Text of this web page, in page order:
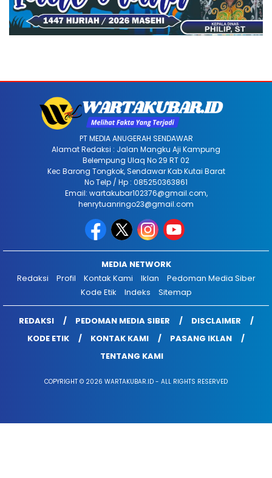
PT MEDIA ANUGERAH SENDAWAR
Alamat Redaksi : Jalan Mangku Aji Kampung
Belempung Ulaq No 29 RT 02
Kec Barong Tongkok, Sendawar Kab Kutai Barat
No Telp / Hp : 085250363861
Email: wartakubar102376@gmail.com,
henrytuanringo23@gmail.com
MEDIA NETWORK
Redaksi
Profil Kontak Kami Iklan
Pedoman Media Siber
Kode Etik
Indeks Sitemap
REDAKSI PEDOMAN MEDIA SIBER
DISCLAIMER
KODE ETIK
KONTAK KAMI
PASANG IKLAN
TENTANG KAMI
COPYRIGHT © 2026 WARTAKUBAR.ID - ALL RIGHTS RESERVED